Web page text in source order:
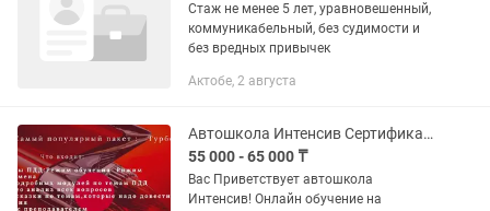
Стаж не менее 5 лет, уравновешенный,
коммуникабельный, без судимости и
без вредных привычек
Актобе, 2 августа
Автошкола Интенсив Сертификаты. Вопросы с ответами с автоцон 2026 года
55 000 - 65 000 ₸
Вас Приветствует автошкола
Интенсив! Онлайн обучение на